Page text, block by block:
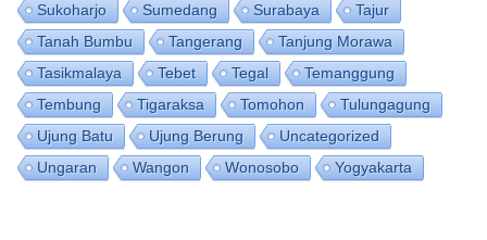
Sukoharjo
Sumedang Surabaya
Tajur
Tanah Bumbu
Tangerang
Tanjung Morawa
Tasikmalaya
Tebet Tegal
Temanggung
Tembung
Tigaraksa Tomohon
Tulungagung
Ujung Batu
Ujung Berung
Uncategorized
Ungaran
Wangon Wonosobo Yogyakarta